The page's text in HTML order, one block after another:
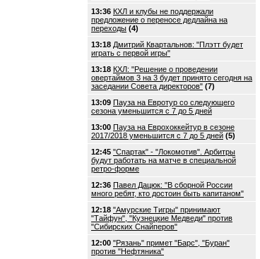
13:36 КХЛ и клубы не поддержали
предложение о переносе дедлайна на
переходы (4)
13:18 Дмитрий Квартальнов: "Плэтт будет
играть с первой игры"
13:18 КХЛ: "Решение о проведении
овертаймов 3 на 3 будет принято сегодня на
заседании Совета директоров" (7)
13:09 Пауза на Евротур со следующего
сезона уменьшится с 7 до 5 дней
13:00 Пауза на Еврохоккейтур в сезоне
2017/2018 уменьшится с 7 до 5 дней (5)
12:45 "Спартак" - "Локомотив". Арбитры
будут работать на матче в специальной
ретро-форме
12:36 Павел Дацюк: "В сборной России
много ребят, кто достоин быть капитаном"
12:18 "Амурские Тигры" принимают
"Тайфун", "Кузнецкие Медведи" против
"Сибирских Снайперов"
12:00 "Рязань" примет "Барс", "Буран"
против "Нефтяника"